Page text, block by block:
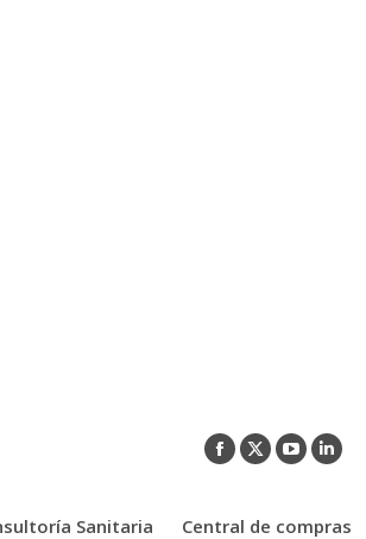
Facebook
opens
X
opensopens
Sanitaria Central de compras